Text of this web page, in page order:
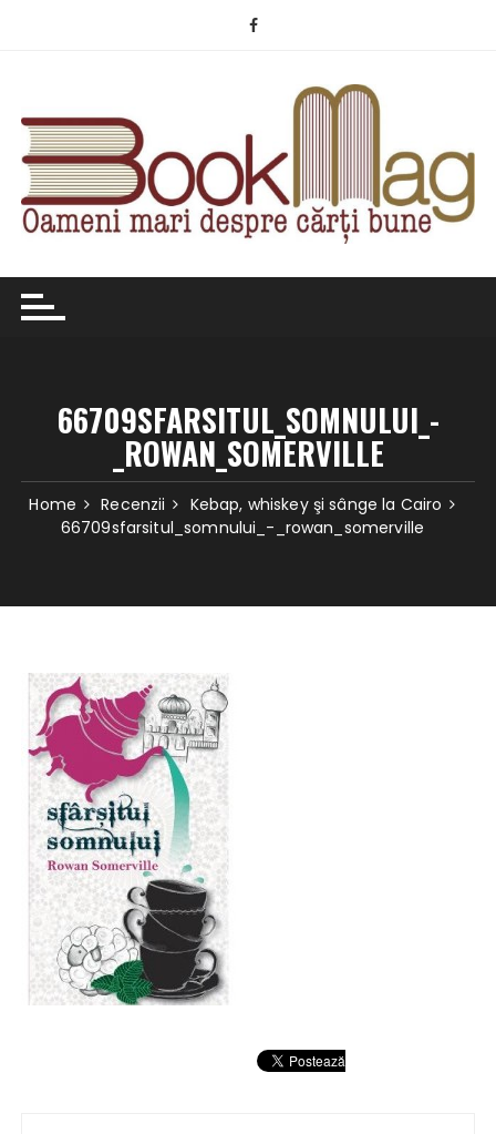
66709SFARSITUL_SOMNULUI_-
_ROWAN_SOMERVILLE
Home Recenzii
Kebap, whiskey şi sânge la Cairo
66709sfarsitul_somnului_-_rowan_somerville